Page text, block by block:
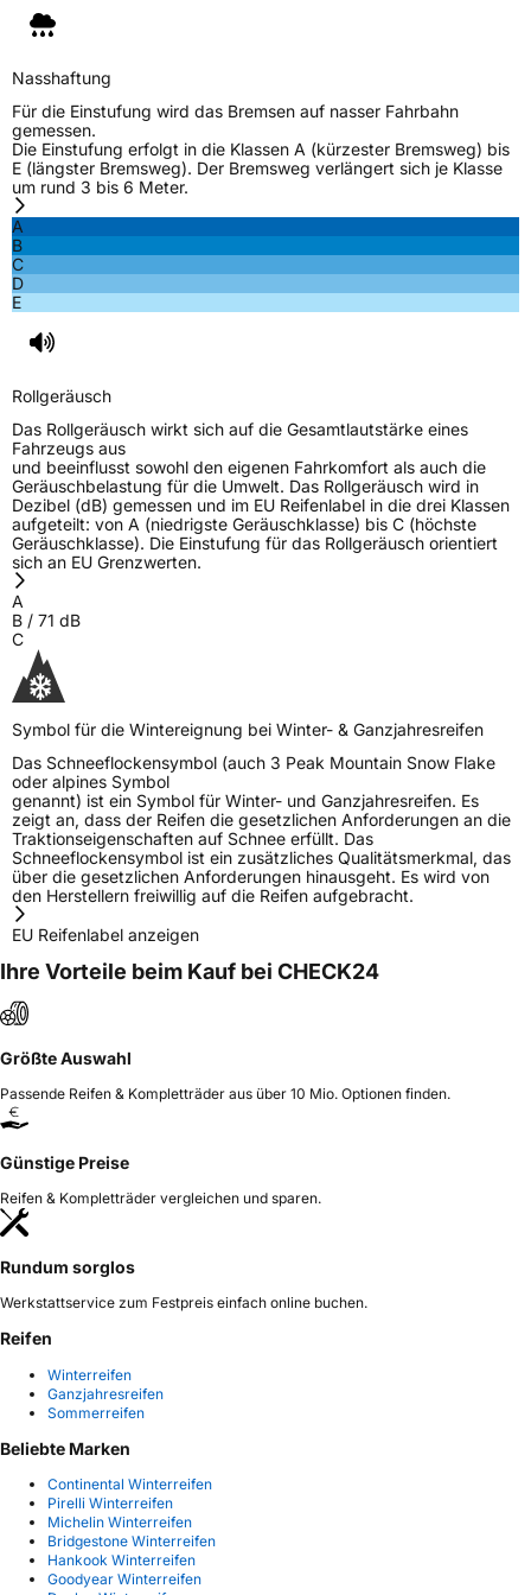
Nasshaftung
Für die Einstufung wird das Bremsen auf nasser Fahrbahn
gemessen.
Die Einstufung erfolgt in die Klassen A (kürzester Bremsweg) bis
E (längster Bremsweg). Der Bremsweg verlängert sich je Klasse
um rund 3 bis 6 Meter.
A
B
C
D
E
Rollgeräusch
Das Rollgeräusch wirkt sich auf die Gesamtlautstärke eines
Fahrzeugs aus
und beeinflusst sowohl den eigenen Fahrkomfort als auch die
Geräuschbelastung für die Umwelt. Das Rollgeräusch wird in
Dezibel (dB) gemessen und im EU Reifenlabel in die drei Klassen
aufgeteilt: von A (niedrigste Geräuschklasse) bis C (höchste
Geräuschklasse). Die Einstufung für das Rollgeräusch orientiert
sich an EU Grenzwerten.
A
B / 71 dB
C
Symbol für die Wintereignung bei Winter- & Ganzjahresreifen
Das Schneeflockensymbol (auch 3 Peak Mountain Snow Flake
oder alpines Symbol
genannt) ist ein Symbol für Winter- und Ganzjahresreifen. Es
zeigt an, dass der Reifen die gesetzlichen Anforderungen an die
Traktionseigenschaften auf Schnee erfüllt. Das
Schneeflockensymbol ist ein zusätzliches Qualitätsmerkmal, das
über die gesetzlichen Anforderungen hinausgeht. Es wird von
den Herstellern freiwillig auf die Reifen aufgebracht.
EU Reifenlabel anzeigen
Ihre Vorteile beim Kauf bei CHECK24
Größte Auswahl
Passende Reifen & Kompletträder aus über 10 Mio. Optionen finden.
Günstige Preise
Reifen & Kompletträder vergleichen und sparen.
Rundum sorglos
Werkstattservice zum Festpreis einfach online buchen.
Reifen
Winterreifen
Ganzjahresreifen
Sommerreifen
Beliebte Marken
Continental Winterreifen
Pirelli Winterreifen
Michelin Winterreifen
Bridgestone Winterreifen
Hankook Winterreifen
Goodyear Winterreifen